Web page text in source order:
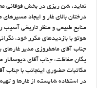
نماید، شن ریزی در بخش فوقانی
درختان بالای غار و ایجاد
منابع طبیعی و منظر تاریخی
هوتو با بازدیدهای مکرر خود،
جناب آقای ماهفروزی مدیر
یگان حفاظت، جناب آقای
مکاتبات حضوری اینجانب با
در استفاده شایسته از غارها و